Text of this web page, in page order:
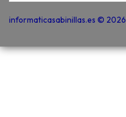
informaticasabinillas.es © 2026